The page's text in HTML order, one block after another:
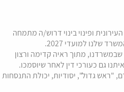
ופינוי בינוי דרוש/ה מתמחה
שלנו למועדי 2027.
מתוך ראיה קדימה ורצון
גם כעורכי דין לאחר שיוסמכו.
"ראש גדול", יסודיות, יכולת התנסחות